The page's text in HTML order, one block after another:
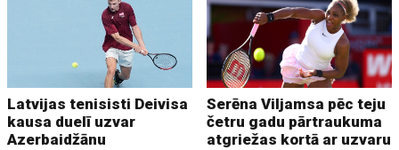
Latvijas tenisisti Deivisa
kausa duelī uzvar
Azerbaidžānu
Serēna Viljamsa pēc teju
četru gadu pārtraukuma
atgriežas kortā ar uzvaru